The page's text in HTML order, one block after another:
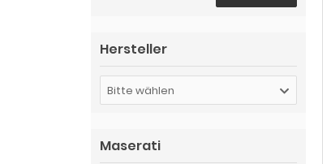
Hersteller
Bitte wählen
Maserati